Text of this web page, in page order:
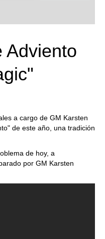
Adviento
a cargo de GM Karsten
de este año, una tradición
de hoy, a
por GM Karsten